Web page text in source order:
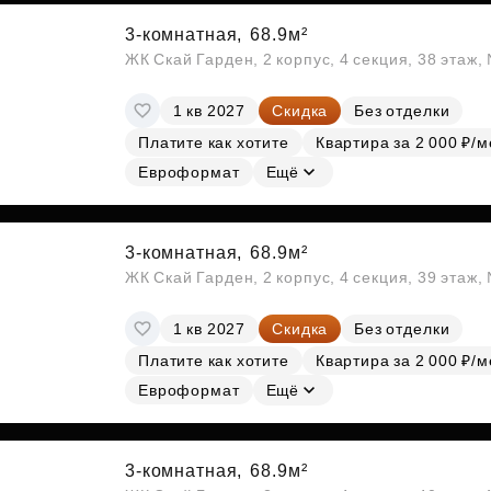
3-комнатная, 68.9м²
ЖК Скай Гарден, 2 корпус, 4 секция, 38
1 кв 2027 Скидка
Без отделки
Платите как хотите
Квартира за 2 000 ₽/
Евроформат
Ещё
3-комнатная, 68.9м²
ЖК Скай Гарден, 2 корпус, 4 секция, 39
1 кв 2027 Скидка
Без отделки
Платите как хотите
Квартира за 2 000 ₽/
Евроформат
Ещё
3-комнатная, 68.9м²